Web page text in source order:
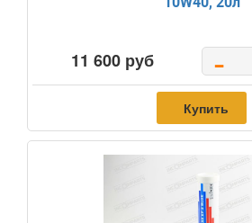
11 600 руб -
Купить